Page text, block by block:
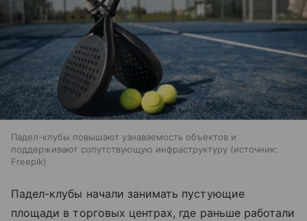
Падел-клубы повышают узнаваемость объектов и
поддерживают сопутствующую инфраструктуру
источник:
Freepik
Падел-клубы начали занимать пустующие
площади в торговых центрах, где раньше работали